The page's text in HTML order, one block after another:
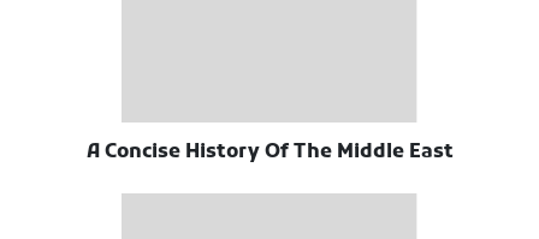
A Concise History Of The Middle East